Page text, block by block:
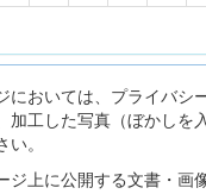
においては、プライバシ
加工した写真（ぼかしを
。
ジ上に公開する文書・画